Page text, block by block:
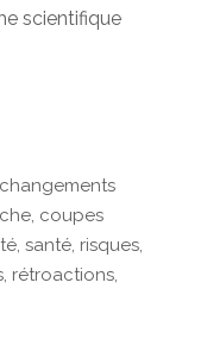
scientifique
coupes
santé, risques,
rétroactions,